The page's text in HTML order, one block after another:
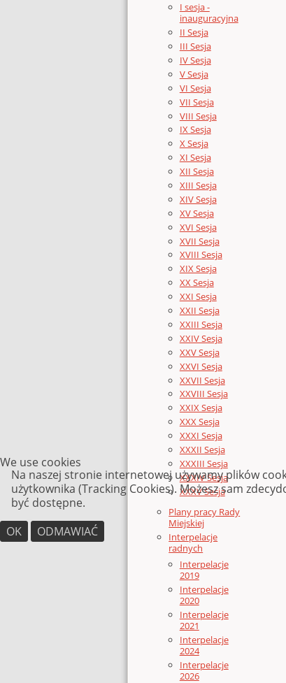
I sesja -
inauguracyjna
II Sesja
III Sesja
IV Sesja
V Sesja
VI Sesja
VII Sesja
VIII Sesja
IX Sesja
X Sesja
XI Sesja
XII Sesja
XIII Sesja
XIV Sesja
XV Sesja
XVI Sesja
XVII Sesja
XVIII Sesja
XIX Sesja
XX Sesja
XXI Sesja
XXII Sesja
XXIII Sesja
XXIV Sesja
XXV Sesja
XXVI Sesja
XXVII Sesja
XXVIII Sesja
XXIX Sesja
XXX Sesja
XXXI Sesja
XXXII Sesja
XXXIII Sesja
XXXIV Sesja
XXXV Sesja
Plany pracy Rady
Miejskiej
Interpelacje
radnych
Interpelacje
2019
Interpelacje
2020
Interpelacje
2021
Interpelacje
2024
Interpelacje
2026
We use cookies
Na naszej stronie internetowej używamy plików
użytkownika (Tracking Cookies). Możesz sam
być dostępne.
OK
ODMAWIAĆ